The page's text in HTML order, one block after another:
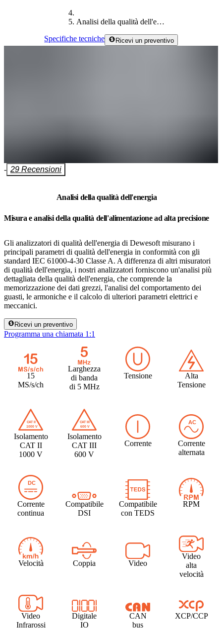
Analisi della qualità dell'energia
Specifiche tecniche
Ricevi un preventivo
- 29 Recensioni
Analisi della qualità dell'energia
Misura e analisi della qualità dell'alimentazione ad alta precisione
Gli analizzatori di qualità dell'energia di Dewesoft misurano i
principali parametri di qualità dell'energia in conformità con gli
standard IEC 61000-4-30 Classe A. A differenza di altri misuratori
di qualità dell'energia, i nostri analizzatori forniscono un'analisi più
dettagliata della qualità dell'energia, che comprende la
memorizzazione dei dati grezzi, l'analisi del comportamento dei
guasti, le armoniche e il calcolo di ulteriori parametri elettrici e
meccanici.
Ricevi un preventivo
Programma una chiamata 1:1
15
MS/s/ch
Larghezza
di banda
di 5 MHz
Tensione
Alta
Tensione
Isolamento
CAT II
1000 V
Isolamento
CAT III
600 V
Corrente
Corrente
alternata
Corrente
continua
Compatibile
DSI
Compatibile
con TEDS
RPM
Velocità Coppia Video
Video
alta
velocità
Video
Infrarossi
Digitale
IO
CAN
bus
XCP/CCP